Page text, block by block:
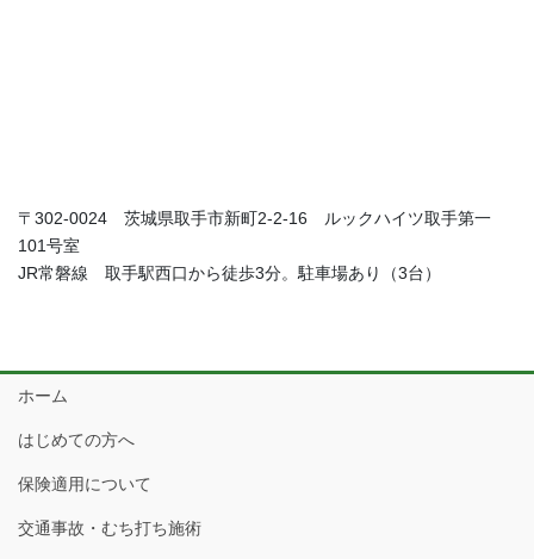
〒302-0024 茨城県取手市新町2-2-16 ルックハイツ取手第一
101号室
JR常磐線 取手駅西口から徒歩3分。駐車場あり（3台）
ホーム
はじめての方へ
保険適用について
交通事故・むち打ち施術